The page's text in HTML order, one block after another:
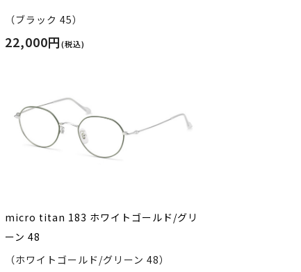
（ブラック 45）
22,000円(税込)
micro titan 183 ホワイトゴールド/グリ
ーン 48
（ホワイトゴールド/グリーン 48）